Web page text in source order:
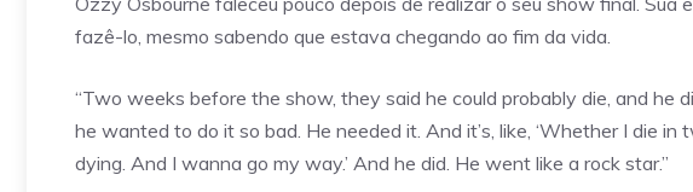
fazê-lo, mesmo sabendo que estava chegando ao fim da vida.
“Two weeks before the show, they said he could probably die, and he
he wanted to do it so bad. He needed it. And it’s, like, ‘Whether I die in
dying. And I wanna go my way.’ And he did. He went like a rock star.”